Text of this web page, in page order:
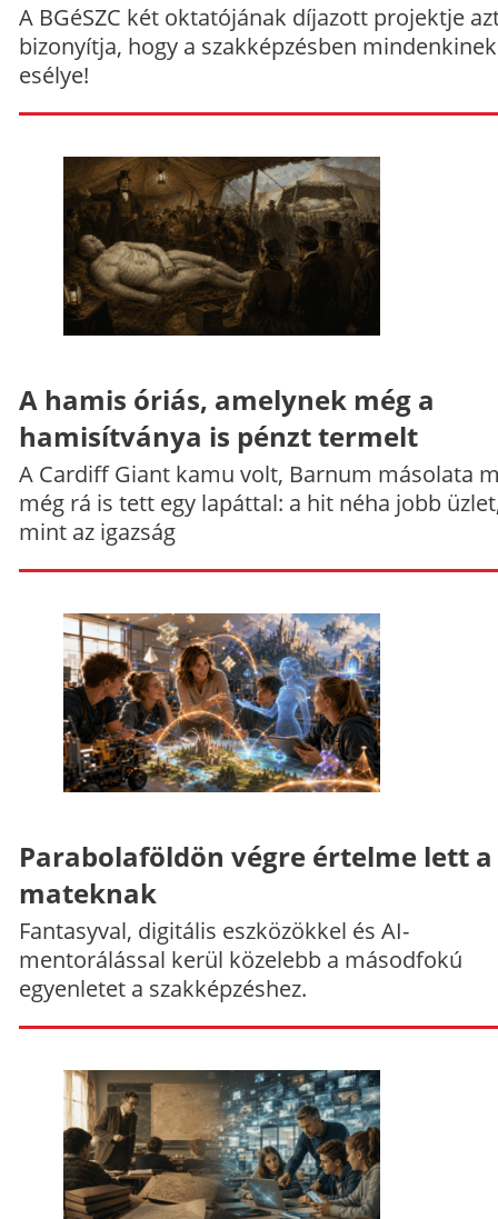
A BGéSZC két oktatójának díjazott projektje
bizonyítja, hogy a szakképzésben
esélye!
A hamis óriás, amelynek még a
hamisítványa is pénzt termelt
A Cardiff Giant kamu volt, Barnum másolata
még rá is tett egy lapáttal: a hit néha jobb
mint az igazság
Parabolaföldön végre értelme lett a
mateknak
Fantasyval, digitális eszközökkel és AI-
mentorálással kerül közelebb a másodfokú
egyenletet a szakképzéshez.